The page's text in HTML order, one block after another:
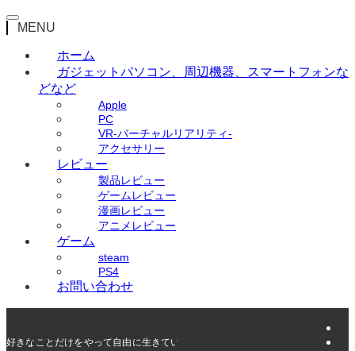
MENU
ホーム
ガジェット パソコン、周辺機器、スマートフォンな
どなど
Apple
PC
VR-バーチャルリアリティ-
アクセサリー
レビュー
製品レビュー
ゲームレビュー
漫画レビュー
アニメレビュー
ゲーム
steam
PS4
お問い合わせ
好きなことだけをやって自由に生きていく